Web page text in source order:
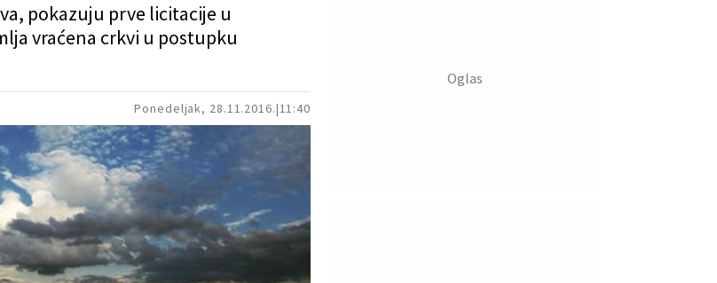
Ponedeljak, 28.11.2016. 11:40
pokazuju prve licitacije u
vraćena crkvi u postupku